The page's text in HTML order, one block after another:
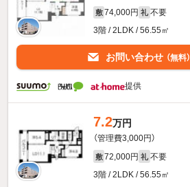
敷 74,000円 礼 不要
3階 / 2LDK / 56.55㎡
お問い合わせ （無料）
提供
7.2万円
（管理費3,000円）
敷 72,000円 礼 不要
3階 / 2LDK / 56.55㎡